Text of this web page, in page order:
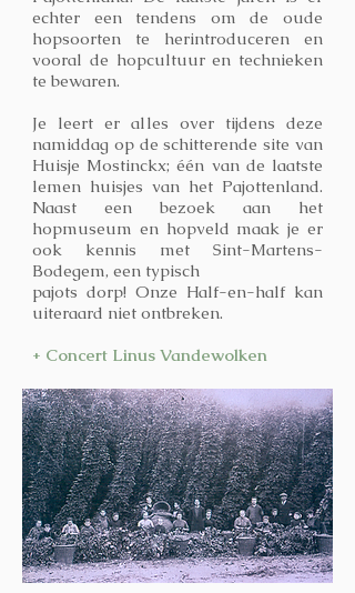
echter een tendens om de oude
hopsoorten te herintroduceren en
vooral de hopcultuur en technieken
te bewaren.
Je leert er alles over tijdens deze
namiddag op de schitterende site van
Huisje Mostinckx; één van de laatste
lemen huisjes van het Pajottenland.
Naast een bezoek aan het
hopmuseum en hopveld maak je er
ook kennis met Sint-Martens-
Bodegem, een typisch
pajots dorp! Onze Half-en-half kan
uiteraard niet ontbreken.
+ Concert Linus Vandewolken